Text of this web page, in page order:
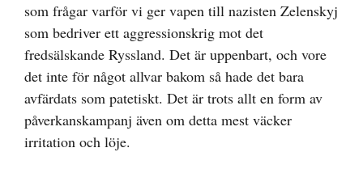
som frågar varför vi ger vapen till nazisten Zelenskyj
som bedriver ett aggressionskrig mot det
fredsälskande Ryssland. Det är uppenbart, och vore
det inte för något allvar bakom så hade det bara
avfärdats som patetiskt. Det är trots allt en form av
påverkanskampanj även om detta mest väcker
irritation och löje.